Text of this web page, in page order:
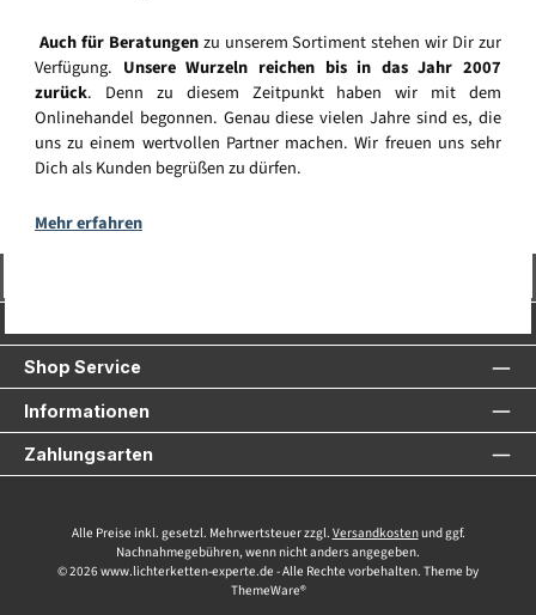
Auch für Beratungenzu unserem Sortiment stehen wir Dir zur
Verfügung. Unsere Wurzeln reichen bis in das Jahr 2007
zurück. Denn zu diesem Zeitpunkt haben wir mit dem
Onlinehandel begonnen. Genau diese vielen Jahre sind es, die
uns zu einem wertvollen Partner machen. Wir freuen uns sehr
Dich als Kunden begrüßen zu dürfen.
Mehr erfahren
Shop Service
Informationen
Zahlungsarten
Alle Preise inkl. gesetzl. Mehrwertsteuer zzgl. Versandkostenund ggf.
Nachnahmegebühren, wenn nicht anders angegeben.
© 2026 www.lichterketten-experte.de - Alle Rechte vorbehalten. Theme by
ThemeWare®